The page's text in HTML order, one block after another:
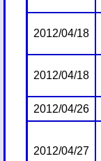
2012/04/18
2012/04/18
2012/04/26
2012/04/27